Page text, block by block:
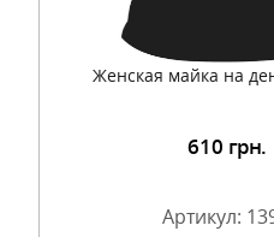
Женская майка на
610 грн.
Артикул: